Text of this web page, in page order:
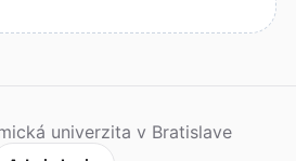
univerzita v Bratislave